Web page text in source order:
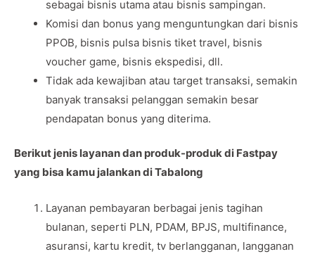
sebagai bisnis utama atau bisnis sampingan.
Komisi dan bonus yang menguntungkan dari bisnis
PPOB, bisnis pulsa bisnis tiket travel, bisnis
voucher game, bisnis ekspedisi, dll.
Tidak ada kewajiban atau target transaksi, semakin
banyak transaksi pelanggan semakin besar
pendapatan bonus yang diterima.
Berikut jenis layanan dan produk-produk di Fastpay
yang bisa kamu jalankan di Tabalong
Layanan pembayaran berbagai jenis tagihan
bulanan, seperti PLN, PDAM, BPJS, multifinance,
asuransi, kartu kredit, tv berlangganan, langganan